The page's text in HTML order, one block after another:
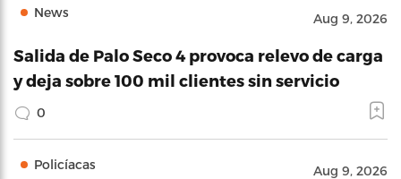
News Aug 9, 2026
Salida de Palo Seco 4 provoca relevo de carga
y deja sobre 100 mil clientes sin servicio
0
Policíacas Aug 9, 2026